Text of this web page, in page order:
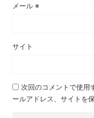
メール ※
サイト
次回のコメントで使用
ールアドレス、サイトを保